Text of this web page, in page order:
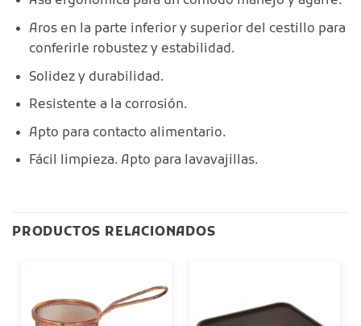
Aros en la parte inferior y superior del cestillo para
conferirle robustez y estabilidad.
Solidez y durabilidad.
Resistente a la corrosión.
Apto para contacto alimentario.
Fácil limpieza. Apto para lavavajillas.
PRODUCTOS RELACIONADOS